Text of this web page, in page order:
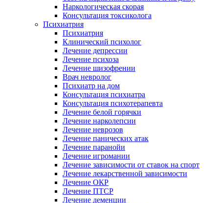
Наркологическая скорая
Консультация токсиколога
Психиатрия
Психиатрия
Клинический психолог
Лечение депрессии
Лечение психоза
Лечение шизофрении
Врач невролог
Психиатр на дом
Консультация психиатра
Консультация психотерапевта
Лечение белой горячки
Лечение нарколепсии
Лечение неврозов
Лечение панических атак
Лечение паранойи
Лечение игромании
Лечение зависимости от ставок на спорт
Лечение лекарственной зависимости
Лечение ОКР
Лечение ПТСР
Лечение деменции